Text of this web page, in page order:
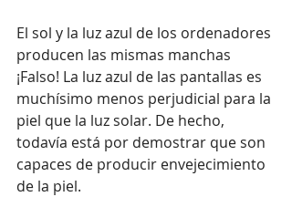
El sol y la luz azul de los ordenadores
producen las mismas manchas
¡Falso! La luz azul de las pantallas es
muchísimo menos perjudicial para la
piel que la luz solar. De hecho,
todavía está por demostrar que son
capaces de producir envejecimiento
de la piel.